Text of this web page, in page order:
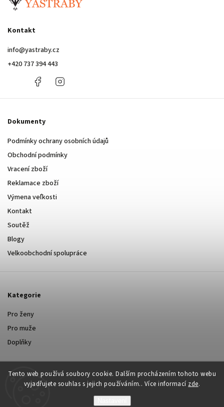
Tento web používá soubory cookie. Dalším procházením tohoto webu
vyjadřujete souhlas s jejich používáním.. Více informací zde.
Kontakt
info@yastraby.cz
+420 737 394 443
+420
394
Facebook
Dokumenty
Podmínky ochrany osobních údajů
Obchodní podmínky
Vracení zboží
Reklamace zboží
Výmena veľkosti
Kontakt
Soutěž
Blogy
Velkoobchodní spolupráce
Kategorie
Pro ženy
Pro muže
Doplňky
Yastraby.cz. Všechna práva vyhrazena.